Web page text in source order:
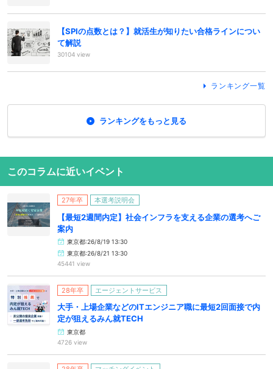
【SPIの点数とは？】就活生が知りたい合格ラインについ
て解説
30104 view
ランキング一覧
ランキングをもっと見る
このコラムに近いイベント
27年卒 本選考説明会
【最短2週間内定】社会インフラを支える企業の選考へご
案内
東京都:26/8/19 13:30
東京都:26/8/21 13:30
45441 view
28年卒 エージェントサービス
大手・上場企業などのITエンジニア職に最短2回面接で内
定が狙えるみん就TECH
東京都
4726 view